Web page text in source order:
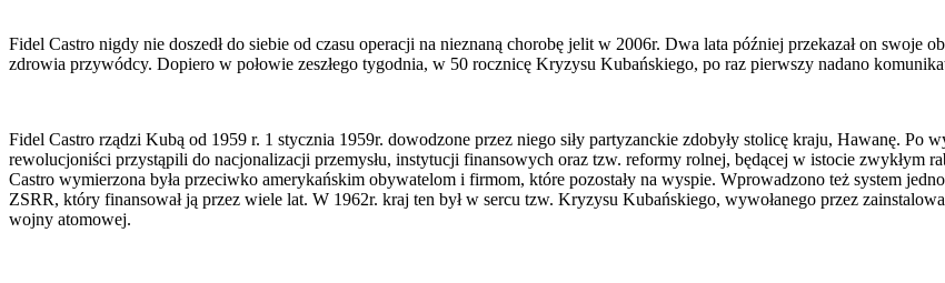
Fidel Castro nigdy nie doszedł do siebie od czasu operacji na nieznaną chorobę jelit w 2006r. Dwa lata później przekazał on swoje
zdrowia przywódcy. Dopiero w połowie zeszłego tygodnia, w 50 rocznicę Kryzysu Kubańskiego, po raz pierwszy nadano
Fidel Castro rządzi Kubą od 1959 r. 1 stycznia 1959r. dowodzone przez niego siły partyzanckie zdobyły stolicę kraju, Hawanę. Po
rewolucjoniści przystąpili do nacjonalizacji przemysłu, instytucji finansowych oraz tzw. reformy rolnej, będącej w istocie zwykłym
Castro wymierzona była przeciwko amerykańskim obywatelom i firmom, które pozostały na wyspie. Wprowadzono też system
ZSRR, który finansował ją przez wiele lat. W 1962r. kraj ten był w sercu tzw. Kryzysu Kubańskiego, wywołanego przez
wojny atomowej.